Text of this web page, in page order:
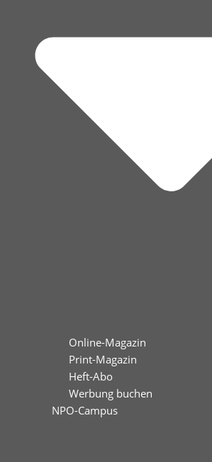
Online-Magazin
Print-Magazin
Heft-Abo
Werbung buchen
NPO-Campus